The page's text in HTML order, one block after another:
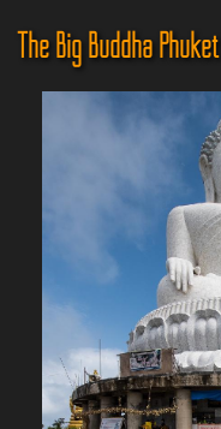
The Big Buddha Phuket